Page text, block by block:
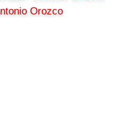
Orozco